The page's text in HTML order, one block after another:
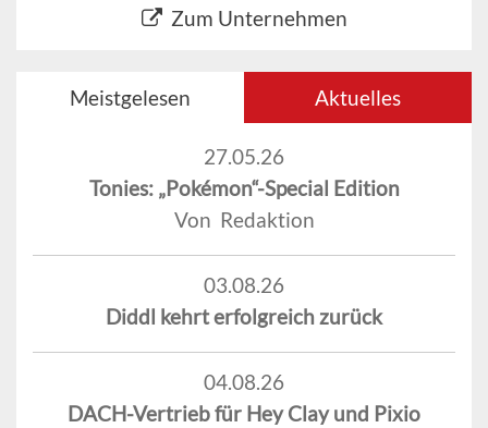
Zum Unternehmen
Meistgelesen Aktuelles
27.05.26
Tonies: „Pokémon“-Special Edition
Von Redaktion
03.08.26
Diddl kehrt erfolgreich zurück
04.08.26
DACH-Vertrieb für Hey Clay und Pixio